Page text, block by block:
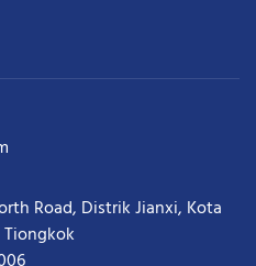
Road, Distrik Jianxi, Kota